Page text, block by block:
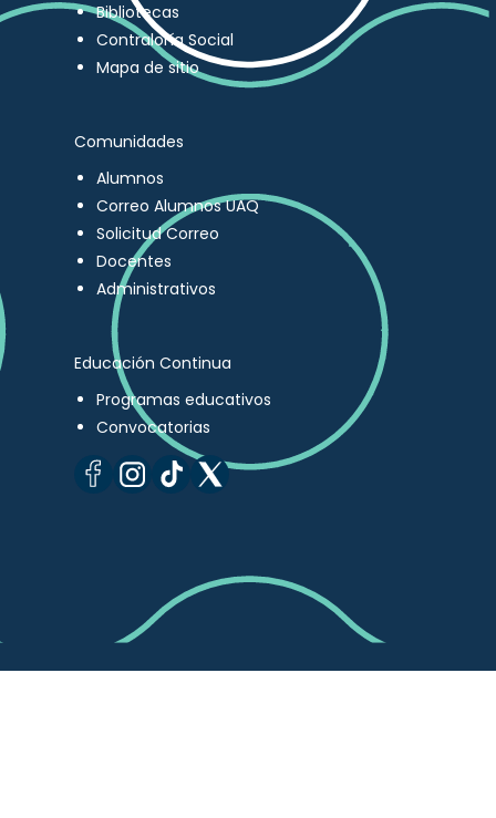
Bibliotecas
Contraloría Social
Mapa de sitio
Comunidades
Alumnos
Correo Alumnos UAQ
Solicitud Correo
Docentes
Administrativos
Educación Continua
Programas educativos
Convocatorias